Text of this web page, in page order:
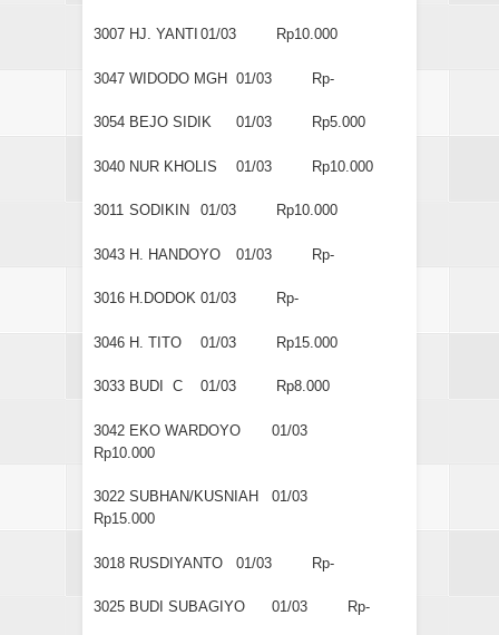
3007 HJ. YANTI 01/03 Rp10.000
3047 WIDODO MGH 01/03 Rp-
3054 BEJO SIDIK 01/03 Rp5.000
3040 NUR KHOLIS 01/03 Rp10.000
3011 SODIKIN 01/03 Rp10.000
3043 H. HANDOYO 01/03 Rp-
3016 H.DODOK 01/03 Rp-
3046 H. TITO 01/03 Rp15.000
3033 BUDI C 01/03 Rp8.000
3042 EKO WARDOYO
01/03
Rp10.000
3022 SUBHAN/KUSNIAH
01/03
Rp15.000
3018 RUSDIYANTO 01/03 Rp-
3025 BUDI SUBAGIYO 01/03 Rp-